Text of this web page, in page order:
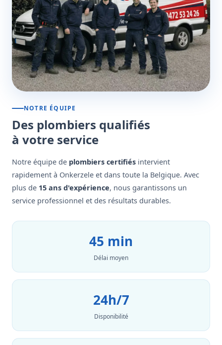
NOTRE ÉQUIPE
Des plombiers qualifiés
à votre service
Notre équipe de plombiers certifiés intervient
rapidement à Onkerzele et dans toute la Belgique. Avec
plus de 15 ans d'expérience, nous garantissons un
service professionnel et des résultats durables.
45 min
Délai moyen
24h/7
Disponibilité